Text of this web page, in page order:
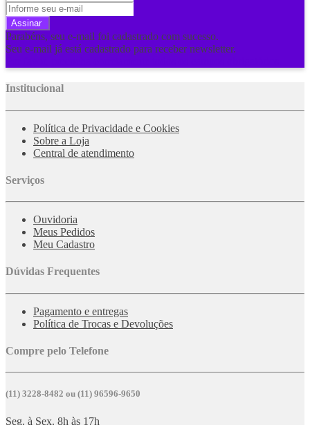
Assinar
Parabéns, seu e-mail foi cadastrado com sucesso.
Seu e-mail já está cadastrado para receber newsletter.
Institucional
Política de Privacidade e Cookies
Sobre a Loja
Central de atendimento
Serviços
Ouvidoria
Meus Pedidos
Meu Cadastro
Dúvidas Frequentes
Pagamento e entregas
Política de Trocas e Devoluções
Compre pelo Telefone
(11) 3228-8482 ou (11) 96596-9650
Seg. à Sex. 8h às 17h